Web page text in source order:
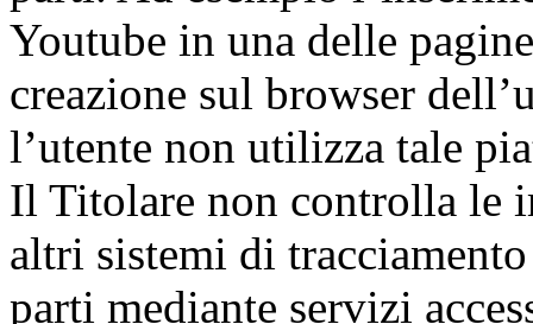
Youtube in una delle
creazione sul browser
l’utente non utilizza tale
Il Titolare non controlla le
altri sistemi di
parti mediante servizi